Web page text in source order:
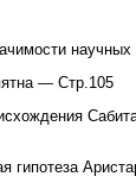
— Стр.105
гипотеза